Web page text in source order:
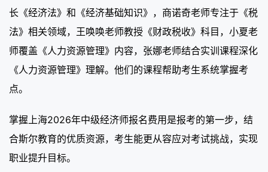
长《经济法》和《经济基础知识》，商诺奇老师专注于《税
法》相关领域，王唤唤老师教授《财政税收》科目，小夏老
师覆盖《人力资源管理》内容，张娜老师结合实训课程深化
《人力资源管理》理解。他们的课程帮助考生系统掌握考
点。
掌握上海2026年中级经济师报名费用是报考的第一步，结
合斯尔教育的优质资源，考生能更从容应对考试挑战，实现
职业提升目标。